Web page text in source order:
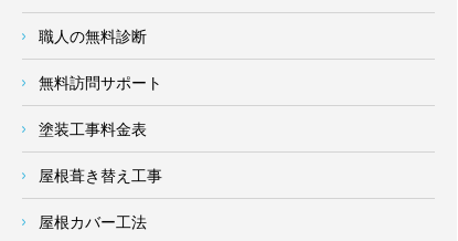
職人の無料診断
無料訪問サポート
塗装工事料金表
屋根葺き替え工事
屋根カバー工法